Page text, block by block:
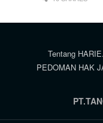
Tentang
PEDOMAN HAK